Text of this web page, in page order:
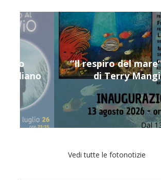
“Il respiro del mare”,
di Terry Mangiatordi
Vedi tutte le fotonotizie